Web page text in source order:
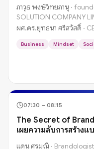
ภาวุธ พงษ์วิทยภานุ ·
SOLUTION COMPANY
ผศ.ดร.ยุทธนา ศรีสวัสดิ์ ·
Business Mindset
07:30 – 08:15
The Secret of
เผยความลับการสร้างแ
แดน ศรมณี ·